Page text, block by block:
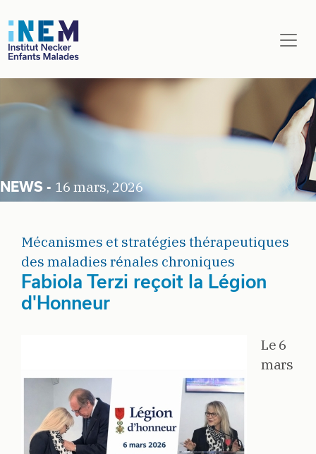
Aller au contenu principal
16 mars, 2026
Mécanismes et stratégies thérapeutiques
des maladies rénales chroniques
Fabiola Terzi reçoit la Légion
d'Honneur
Le 6
mars